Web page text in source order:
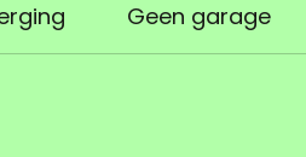
Geen garage